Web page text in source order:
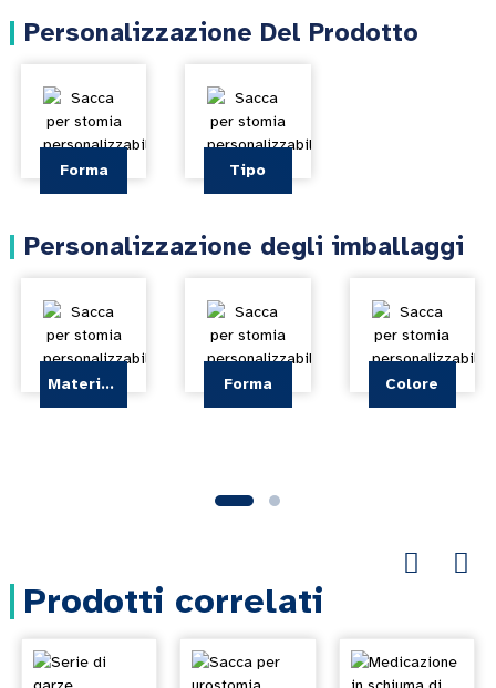
Personalizzazione Del Prodotto
Forma Tipo
Personalizzazione degli imballaggi
Materiale Forma Colore
Prodotti correlati